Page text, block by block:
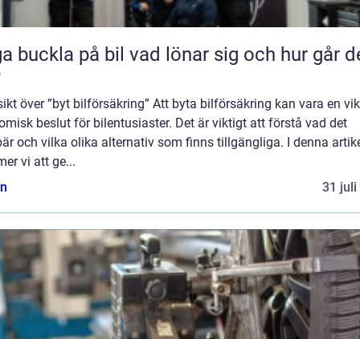
på bil vad lönar sig och hur går det
över ”byt bilförsäkring” Att byta bilförsäkring kan vara en
beslut för bilentusiaster. Det är viktigt att förstå vad det
och vilka olika alternativ som finns tillgängliga. I denna
vi att ge...
31 juli